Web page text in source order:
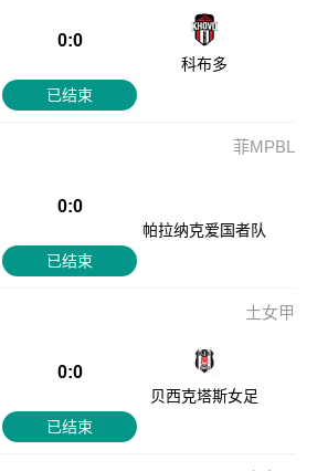
0:0
科布多
已结束
菲MPBL
0:0
帕拉纳克爱国者队
已结束
土女甲
0:0
贝西克塔斯女足
已结束